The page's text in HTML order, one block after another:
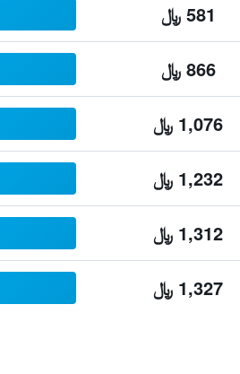
581 ﷼
866 ﷼
1,076 ﷼
1,232 ﷼
1,312 ﷼
1,327 ﷼